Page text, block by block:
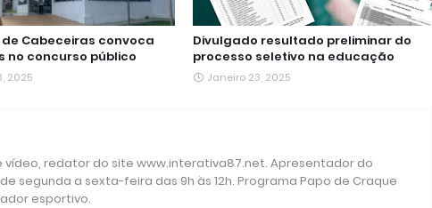
Cabeceiras convoca
no concurso público
2025
Divulgado resultado preliminar do
processo seletivo na educação
Janeiro 23, 2025
redator do site www.interativa87.net. Apresentador do
segunda a sexta-feira das 9h às 12h. Programa Papo de Craque
esportivo.